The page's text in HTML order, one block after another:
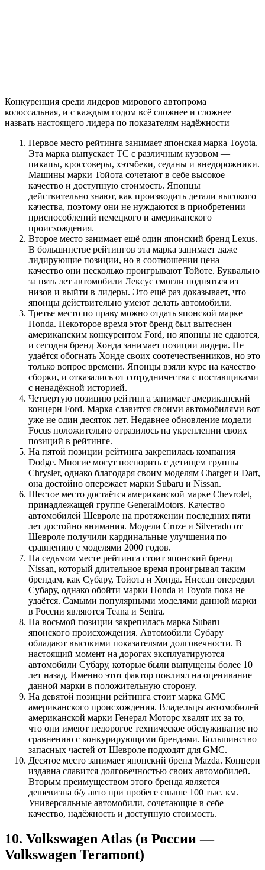
Конкуренция среди лидеров мирового автопрома
колоссальная, и с каждым годом всё сложнее и сложнее
назвать настоящего лидера по показателям надёжности
Первое место рейтинга занимает японская марка Toyota.
Эта марка выпускает ТС с различным кузовом —
пикапы, кроссоверы, хэтчбеки, седаны и внедорожники.
Машины марки Тойота сочетают в себе высокое
качество и доступную стоимость. Японцы
действительно знают, как производить детали высокого
качества, поэтому они не нуждаются в приобретении
приспособлений немецкого и американского
происхождения.
Второе место занимает ещё один японский бренд Lexus.
В большинстве рейтингов эта марка занимает даже
лидирующие позиции, но в соотношении цена —
качество они несколько проигрывают Тойоте. Буквально
за пять лет автомобили Лексус смогли подняться из
низов и выйти в лидеры. Это ещё раз доказывает, что
японцы действительно умеют делать автомобили.
Третье место по праву можно отдать японской марке
Honda. Некоторое время этот бренд был вытеснен
американским конкурентом Ford, но японцы не сдаются,
и сегодня бренд Хонда занимает позиции лидера. Не
удаётся обогнать Хонде своих соотечественников, но это
только вопрос времени. Японцы взяли курс на качество
сборки, и отказались от сотрудничества с поставщиками
с ненадёжной историей.
Четвертую позицию рейтинга занимает американский
концерн Ford. Марка славится своими автомобилями вот
уже не один десяток лет. Недавнее обновление модели
Focus положительно отразилось на укреплении своих
позиций в рейтинге.
На пятой позиции рейтинга закрепилась компания
Dodge. Многие могут поспорить с детищем группы
Chrysler, однако благодаря своим моделям Charger и Dart,
она достойно опережает марки Subaru и Nissan.
Шестое место достаётся американской марке Chevrolet,
принадлежащей группе GeneralMotors. Качество
автомобилей Шевроле на протяжении последних пяти
лет достойно внимания. Модели Cruze и Silverado от
Шевроле получили кардинальные улучшения по
сравнению с моделями 2000 годов.
На седьмом месте рейтинга стоит японский бренд
Nissan, который длительное время проигрывал таким
брендам, как Субару, Тойота и Хонда. Ниссан опередил
Субару, однако обойти марки Honda и Toyota пока не
удаётся. Самыми популярными моделями данной марки
в России являются Teana и Sentra.
На восьмой позиции закрепилась марка Subaru
японского происхождения. Автомобили Субару
обладают высокими показателями долговечности. В
настоящий момент на дорогах эксплуатируются
автомобили Субару, которые были выпущены более 10
лет назад. Именно этот фактор повлиял на оценивание
данной марки в положительную сторону.
На девятой позиции рейтинга стоит марка GMC
американского происхождения. Владельцы автомобилей
американской марки Генерал Моторс хвалят их за то,
что они имеют недорогое техническое обслуживание по
сравнению с конкурирующими брендами. Большинство
запасных частей от Шевроле подходят для GMC.
Десятое место занимает японский бренд Mazda. Концерн
издавна славится долговечностью своих автомобилей.
Вторым преимуществом этого бренда является
дешевизна б/у авто при пробеге свыше 100 тыс. км.
Универсальные автомобили, сочетающие в себе
качество, надёжность и доступную стоимость.
10. Volkswagen Atlas (в России —
Volkswagen Teramont)